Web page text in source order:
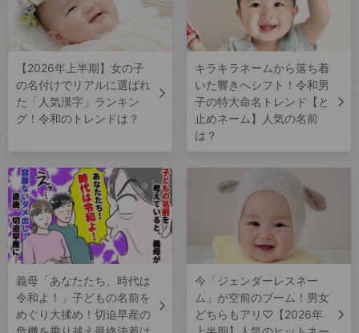
【2026年上半期】女の子
の名付けでリアルに選ばれ
た「人気漢字」ランキン
グ！令和のトレンドは？
キラキラネームから落ち着
いた響きへシフト！令和男
子の特大命名トレンド【と
止めネーム】人気の名前
は？
義母「あなたたち、時代は
令和よ！」子どもの名前を
めぐり大揉め！切迫早産の
今「ジェンダーレスネー
ム」が空前のブーム！男女
どちらもアリ♡【2026年